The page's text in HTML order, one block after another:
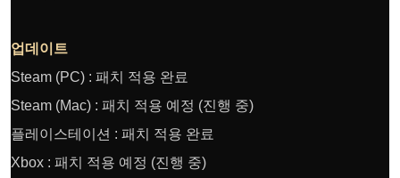
업데이트
Steam (PC) : 패치 적용 완료
Steam (Mac) : 패치 적용 예정 (진행 중)
플레이스테이션 : 패치 적용 완료
Xbox : 패치 적용 예정 (진행 중)